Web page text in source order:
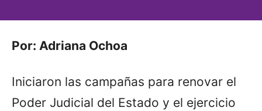
Por: Adriana Ochoa
Iniciaron las campañas para renovar el
Poder Judicial del Estado y el ejercicio